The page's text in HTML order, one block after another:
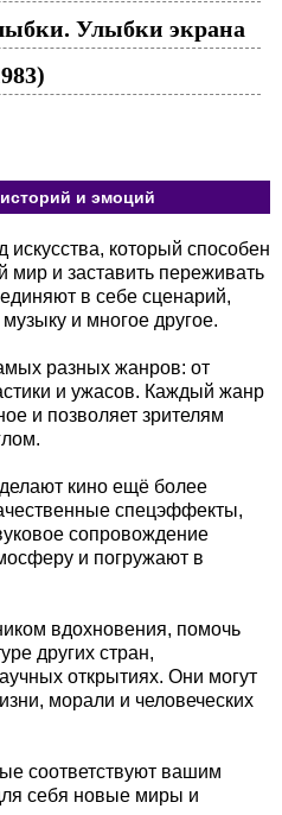
Улыбки экрана
и эмоций
который способен
мир и заставить переживать
в себе сценарий,
и многое другое.
разных жанров: от
и ужасов. Каждый жанр
и позволяет зрителям
кино ещё более
спецэффекты,
сопровождение
и погружают в
вдохновения, помочь
других стран,
открытиях. Они могут
морали и человеческих
соответствуют вашим
себя новые миры и